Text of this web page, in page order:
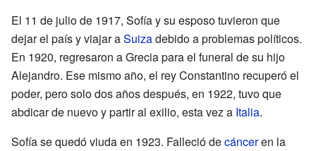
El 11 de julio de 1917, Sofía y su esposo tuvieron que
dejar el país y viajar aSuizadebido a problemas políticos.
En 1920, regresaron a Grecia para el funeral de su hijo
Alejandro. Ese mismo año, el rey Constantino recuperó el
poder, pero solo dos años después, en 1922, tuvo que
abdicar de nuevo y partir al exilio, esta vez a Italia.
Sofía se quedó viuda en 1923. Falleció decánceren la